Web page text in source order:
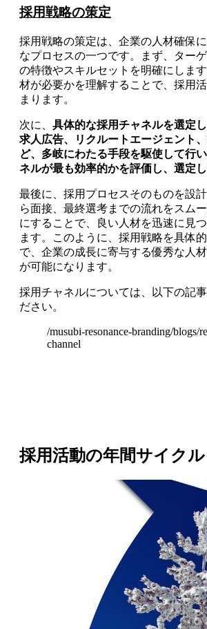
採用戦略の策定
採用戦略の策定は、企業の人材確保
なプロセスの一つです。まず、ター
の特徴やスキルセットを明確にしま
材が必要かを理解することで、採用
まります。
次に、 具体的な採用チャネルを選定し
求人広告、リクルートエージェント
ど、多岐にわたる手段を駆使して行
ネルが最も効率的かを評価し、選定し
最後に、採用プロセスそのものを設
ら面接、最終選考までの流れをスム
にすることで、良い人材を迅速に見
ます。このように、採用戦略を具体
で、企業の成長に寄与する優秀な人
が可能になります。
採用チャネルについては、以下の記
ださい。
/musubi-resonance-branding/blogs/
channel
採用活動の年間サイクル